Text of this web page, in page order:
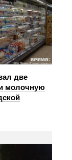
две
молочную